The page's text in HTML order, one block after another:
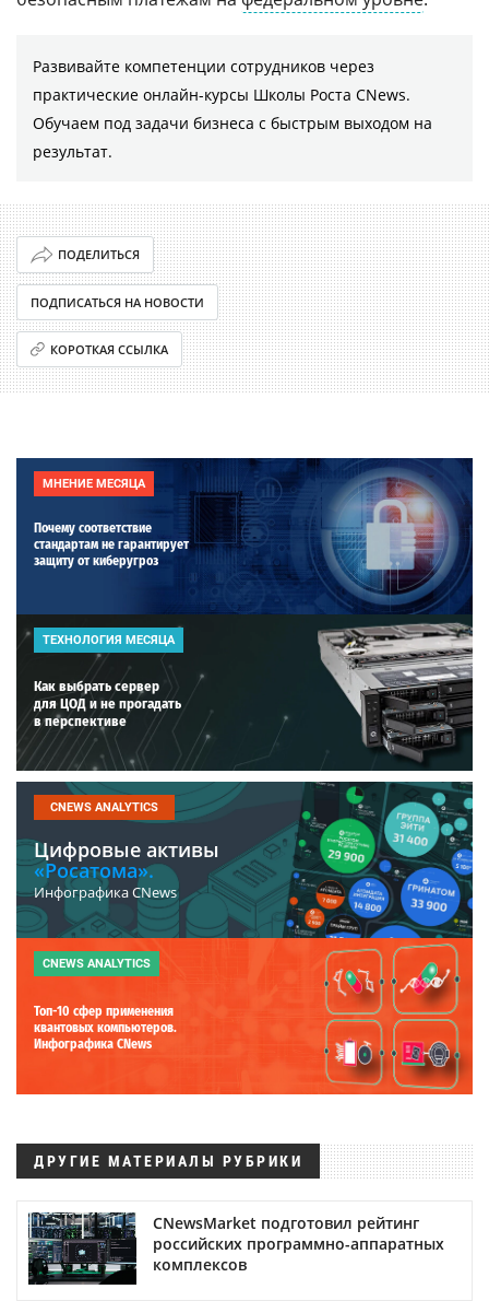
Развивайте компетенции сотрудников через
практические онлайн-курсы Школы Роста CNews.
Обучаем под задачи бизнеса с быстрым выходом на
результат.
ПОДЕЛИТЬСЯ
ПОДПИСАТЬСЯ НА НОВОСТИ
КОРОТКАЯ ССЫЛКА
МНЕНИЕ МЕСЯЦА
Почему соответствие
стандартам не гарантирует
защиту от киберугроз
ТЕХНОЛОГИЯ МЕСЯЦА
Как выбрать сервер
для ЦОД и не прогадать
в перспективе
CNEWS ANALYTICS
Цифровые активы
«Росатома».
Инфографика CNews
CNEWS ANALYTICS
Топ-10 сфер применения
квантовых компьютеров.
Инфографика CNews
ДРУГИЕ МАТЕРИАЛЫ РУБРИКИ
CNewsMarket подготовил рейтинг
российских программно-аппаратных
комплексов